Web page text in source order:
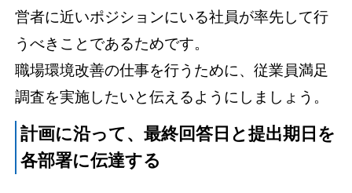
営者に近いポジションにいる社員が率先して行
うべきことであるためです。
職場環境改善の仕事を行うために、従業員満足
調査を実施したいと伝えるようにしましょう。
計画に沿って、最終回答日と提出期日を
各部署に伝達する